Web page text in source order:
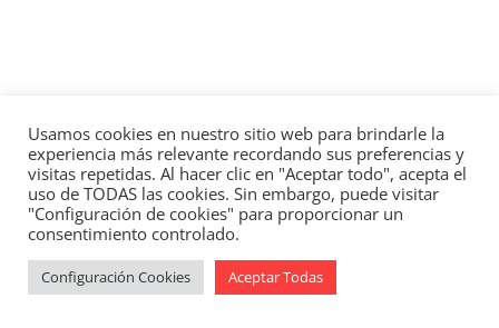
Usamos cookies en nuestro sitio web para brindarle la
experiencia más relevante recordando sus preferencias y
visitas repetidas. Al hacer clic en "Aceptar todo", acepta el
uso de TODAS las cookies. Sin embargo, puede visitar
"Configuración de cookies" para proporcionar un
consentimiento controlado.
Configuración Cookies Aceptar Todas